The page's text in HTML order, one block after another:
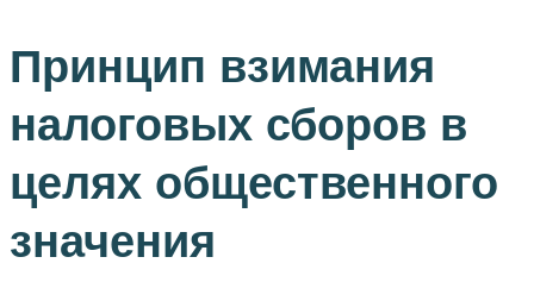
Принцип взимания
налоговых сборов в
целях общественного
значения